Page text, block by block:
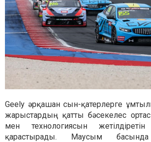
Geely әрқашан сын-қатерлерге
жарыстардың қатты бәсекелес
мен технологиясын
қарастырады. Маусым басында